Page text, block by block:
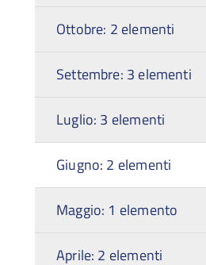
Ottobre: 2 elementi
Settembre: 3 elementi
Luglio: 3 elementi
Giugno: 2 elementi
Maggio: 1 elemento
Aprile: 2 elementi